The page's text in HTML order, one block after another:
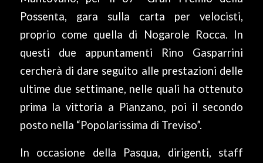
Possenta, gara sulla carta per velocisti,
proprio come quella di Nogarole Rocca. In
questi due appuntamenti Rino Gasparrini
cercherà di dare seguito alle prestazioni delle
ultime due settimane, nelle quali ha ottenuto
prima la vittoria a Pianzano, poi il secondo
posto nella “Popolarissima di Treviso”.
In occasione della Pasqua, dirigenti, staff